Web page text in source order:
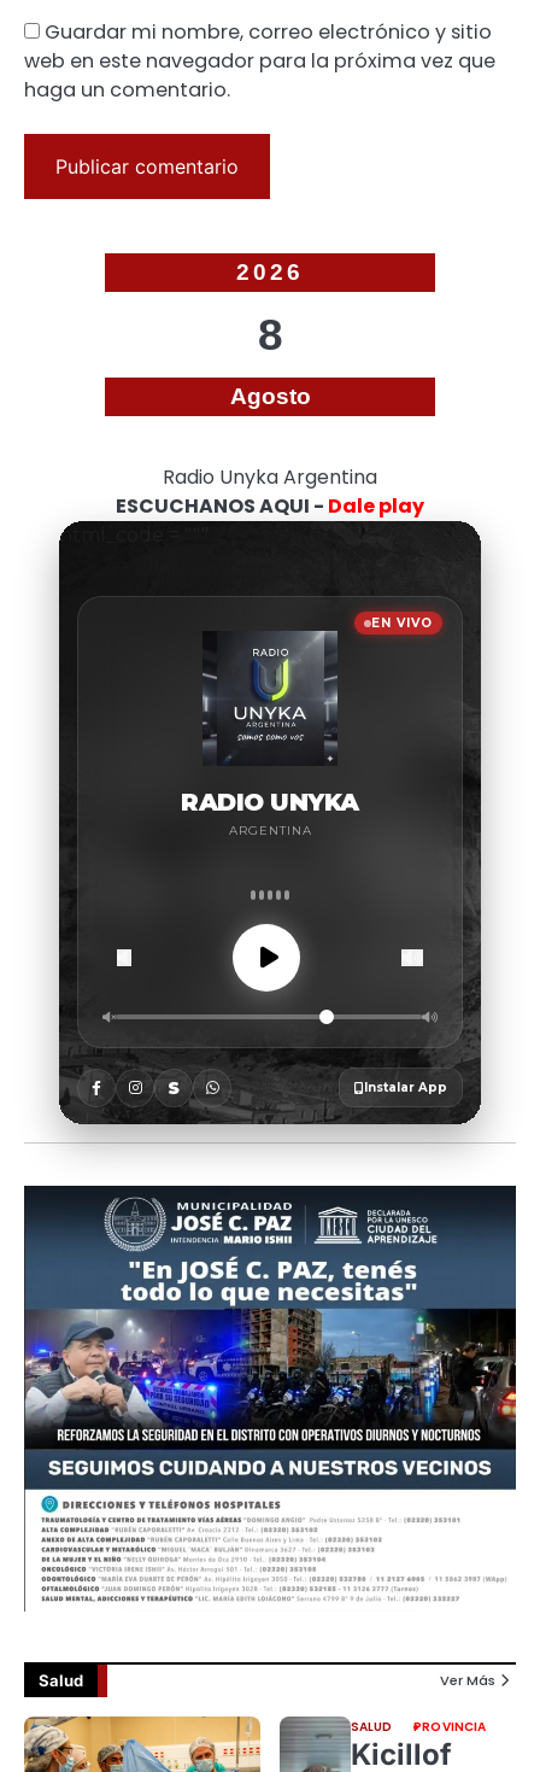
Guardar mi nombre, correo electrónico y sitio
web en este navegador para la próxima vez que
haga un comentario.
2026
8
Agosto
Radio Unyka Argentina
ESCUCHANOS AQUI - Dale play
Salud Ver Más
SALUD PROVINCIA
Kicillof